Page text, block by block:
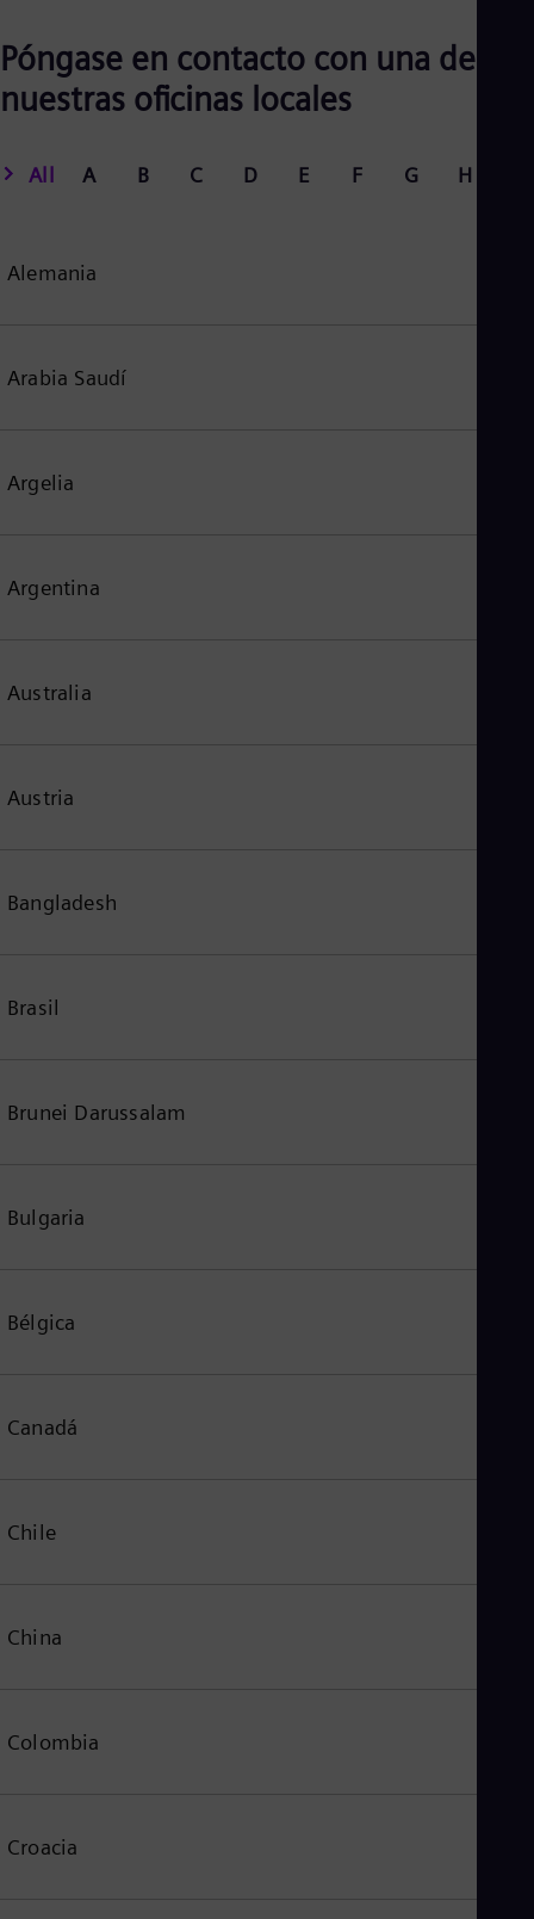
Póngase en contacto con una de
nuestras oficinas locales
All A B C D E F G H
Alemania
Arabia Saudí
Argelia
Argentina
Australia
Austria
Bangladesh
Brasil
Brunei Darussalam
Bulgaria
Bélgica
Canadá
Chile
China
Colombia
Croacia